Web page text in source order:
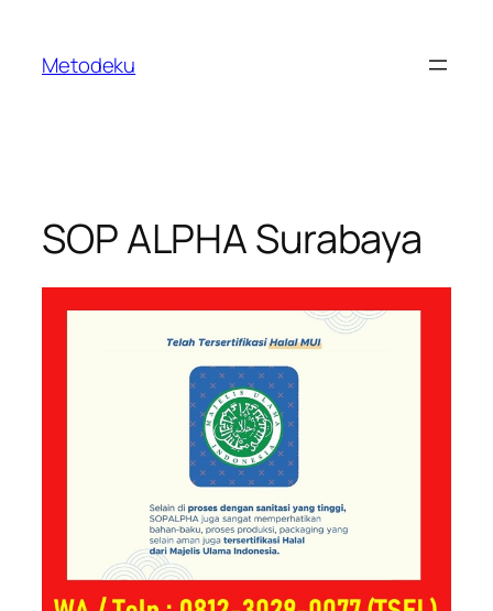
content
Metodeku
SOP ALPHA Surabaya